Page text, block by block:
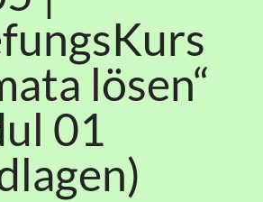
lösen“
01